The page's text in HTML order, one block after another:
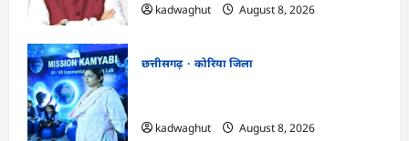
kadwaghut
August 8, 2026
छत्तीसगढ़
कोरिया जिला
kadwaghut
August 8, 2026